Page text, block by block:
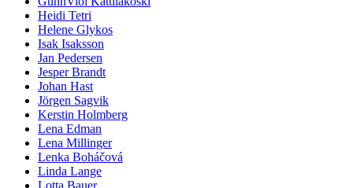
Heidi Tetri
Helene Glykos
Isak Isaksson
Jan Pedersen
Jesper Brandt
Johan Hast
Jörgen Sagvik
Kerstin Holmberg
Lena Edman
Lena Millinger
Lenka Boháčová
Linda Lange
Lotta Bauer